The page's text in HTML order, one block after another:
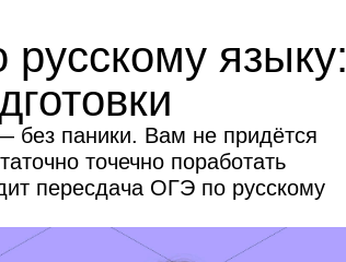
языку:
без паники. Вам не придётся
точечно поработать
пересдача ОГЭ по русскому